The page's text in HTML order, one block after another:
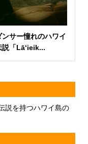
サー憧れのハワイ
「Lāʻieik...
説を持つハワイ島の